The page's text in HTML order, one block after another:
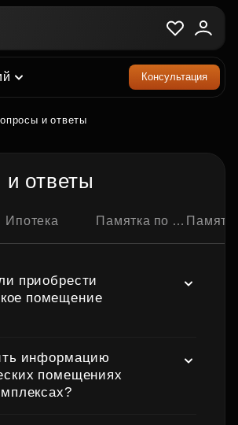
Консультация
и ответы
ответы
Ипотека Памятка по ипотечной сделке Памятка по
приобрести
помещение
информацию
помещениях